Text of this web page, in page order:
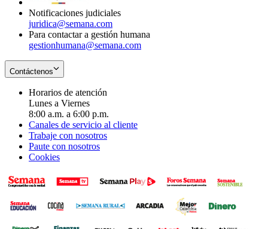
Notificaciones judiciales
juridica@semana.com
Para contactar a gestión humana
gestionhumana@semana.com
Contáctenos
Horarios de atención
Lunes a Viernes
8:00 a.m. a 6:00 p.m.
Canales de servicio al cliente
Trabaje con nosotros
Paute con nosotros
Cookies